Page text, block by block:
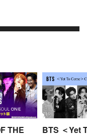
JUNG KOOKは
でマルタ伝統のう
(路上パフォーマ
ある場所でスト
ォーマンスしてい
「僕もあそこで歌
スト。急いで通訳
キングが可能に。
が見守る中、
THE
BTS ＜Yet